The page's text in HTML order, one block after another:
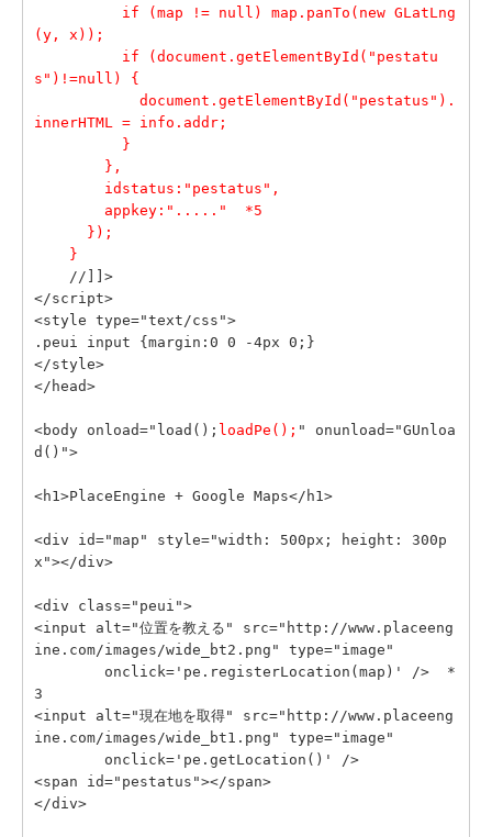
(y, x));
s")!=null) {
innerHTML = info.addr;
          }
        },
        idstatus:"pestatus",
        appkey:"....."  *5
      });
    }
    //]]>
</script>
<style type="text/css">
.peui input {margin:0 0 -4px 0;}
</style>
</head>
<body onload="load(); loadPe(); " onunload="GUnloa
d()">
<h1>PlaceEngine + Google Maps</h1>
<div id="map" style="width: 500px; height: 300p
x"></div>
<div class="peui">
<input alt="位置を教える" src="http://www.placeeng
ine.com/images/wide_bt2.png" type="image"
3
<input alt="現在地を取得" src="http://www.placeeng
ine.com/images/wide_bt1.png" type="image"
        onclick='pe.getLocation()' />
<span id="pestatus"></span>
</div>